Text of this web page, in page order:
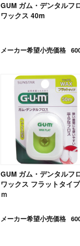
GUM ガム・デンタルフ
ワックス 40m
メーカー希望小売価格
GUM ガム・デンタルフ
ワックス フラットタイ
ｍ
メーカー希望小売価格